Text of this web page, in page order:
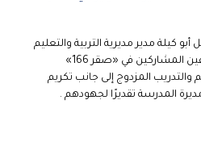
كيلة مدير مديرية التربية والتعليم
بالقاهرة بتكريم الطلاب المبدعين المشاركين في «صقر 166»
والتدريب المزدوج إلى جانب تكريم
المدرسة تقديرًا لجهودهم .